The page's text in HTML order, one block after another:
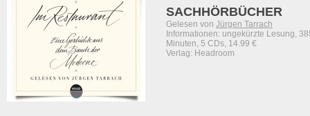
SACHHÖRBÜCHER
Gelesen von Jürgen Tarrach
Informationen: ungekürzte Lesung,
Minuten, 5 CDs, 14.99 €
Verlag: Headroom